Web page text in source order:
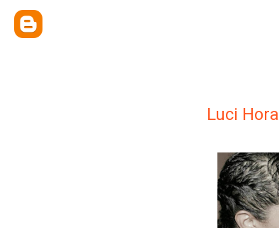
Luci Hora